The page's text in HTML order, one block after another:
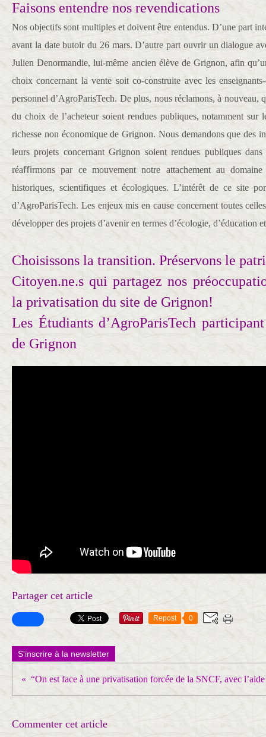
Faisons entendre nos revendications
Nos objectifs sont multiples et doivent être entendus. D’une part
avant la date butoir du 26 mars. D’autre part ouvrir un dialogue
Julien Denormandie, lui-même ancien élève de Grignon, afin
choix concernant la vente soit co-construite avec les
personnel d’AgroParisTech. De plus, nous réclamons, à nouveau,
du choix de l’acheteur soient rendues publiques, notamment sur
richesse non économique de Grignon. Nous demandons que des
leurs projets concernant Grignon soient rendues publiques
réaﬃrmons par ce mouvement notre attachement au
historiques, scientifiques et écologiques. L’intérêt de ce site
d’AgroParisTech. Les enjeux mis en cause concernent toutes
développer des projets d’avenir en termes d’écologie, d’éducation
Choisissons la transition. Préservons le
Citoyen.ne.s qui partagez nos
la privatisation du site de Grignon!
Les Étudiants d’AgroParisTech
de Grignon
Partager cet article
Repost 0
S'inscrire à la newsletter
Commenter cet article